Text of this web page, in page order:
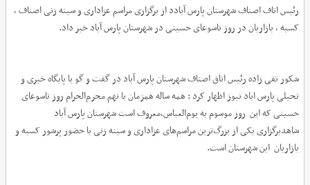
رئیس اتاف اصناف شهرستان پارس آبادد از برگزاری مراسم عزاداری و سینه زنی اصناف ،
کسبه ، بازاریان در روز تاسوعای حسینی در شهرستان پارس آباد خبر داد.
شکور تقی زاده رئیس اتاق اصناف شهرستان پارس آباد در گفت و گو با پایگاه خبری و
تحیلی پارس اباد نیوز اظهار کرد : همه ساله همزمان با نهم محرم‌الحرام روز تاسوعای
حسینی که این روز موسوم به یوم‌العباس،معروف است شهرستان پارس آباد
شاهدبرگزاری یکی از بزرگ‌ترین مراسم‌های عزاداری و سینه زنی با حضور پرشور کسبه و
بازاریان این شهرستان است.